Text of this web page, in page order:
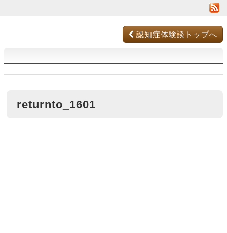
認知症体験談トップへ
returnto_1601